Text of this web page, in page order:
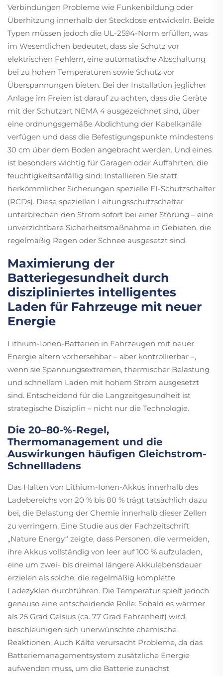
Verbindungen Probleme wie Funkenbildung oder
Überhitzung innerhalb der Steckdose entwickeln. Beide
Typen müssen jedoch die UL-2594-Norm erfüllen, was
im Wesentlichen bedeutet, dass sie Schutz vor
elektrischen Fehlern, eine automatische Abschaltung
bei zu hohen Temperaturen sowie Schutz vor
Überspannungen bieten. Bei der Installation jeglicher
Anlage im Freien ist darauf zu achten, dass die Geräte
mit der Schutzart NEMA 4 ausgezeichnet sind, über
eine ordnungsgemäße Abdichtung der Kabelkanäle
verfügen und dass die Befestigungspunkte mindestens
30 cm über dem Boden angebracht werden. Und eines
ist besonders wichtig für Garagen oder Auffahrten, die
feuchtigkeitsanfällig sind: Installieren Sie statt
herkömmlicher Sicherungen spezielle FI-Schutzschalter
(RCDs). Diese speziellen Leitungsschutzschalter
unterbrechen den Strom sofort bei einer Störung – eine
unverzichtbare Sicherheitsmaßnahme in Gebieten, die
regelmäßig Regen oder Schnee ausgesetzt sind.
Maximierung der
Batteriegesundheit durch
diszipliniertes intelligentes
Laden für Fahrzeuge mit neuer
Energie
Lithium-Ionen-Batterien in Fahrzeugen mit neuer
Energie altern vorhersehbar – aber kontrollierbar –,
wenn sie Spannungsextremen, thermischer Belastung
und schnellem Laden mit hohem Strom ausgesetzt
sind. Entscheidend für die Langzeitgesundheit ist
strategische Disziplin – nicht nur die Technologie.
Die 20–80-%-Regel,
Thermomanagement und die
Auswirkungen häufigen Gleichstrom-
Schnellladens
Das Halten von Lithium-Ionen-Akkus innerhalb des
Ladebereichs von 20 % bis 80 % trägt tatsächlich dazu
bei, die Belastung der Chemie innerhalb dieser Zellen
zu verringern. Eine Studie aus der Fachzeitschrift
„Nature Energy“ zeigte, dass Personen, die vermeiden,
ihre Akkus vollständig von leer auf 100 % aufzuladen,
eine um zwei- bis dreimal längere Akkulebensdauer
erzielen als solche, die regelmäßig komplette
Ladezyklen durchführen. Die Temperatur spielt jedoch
genauso eine entscheidende Rolle: Sobald es wärmer
als 25 Grad Celsius (ca. 77 Grad Fahrenheit) wird,
beschleunigen sich unerwünschte chemische
Reaktionen. Auch Kälte verursacht Probleme, da das
Batteriemanagementsystem zusätzliche Energie
aufwenden muss, um die Batterie zunächst